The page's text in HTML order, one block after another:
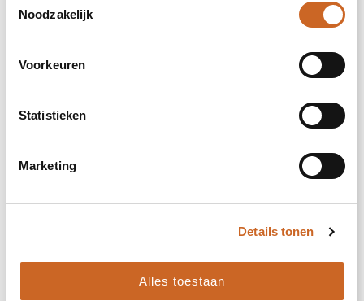
Noodzakelijk
Voorkeuren
Statistieken
Marketing
Details tonen
Alles toestaan
2XL